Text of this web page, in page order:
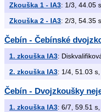
Zkouška 1 - IA3: 1/3, 44.05
Zkouška 2 - IA3: 2/3, 54.35
Čebín - Čebínské
1. zkouška IA3:
2. zkouška IA3: 1/4, 51.03
Čebín - Dvojzkoušky
1. zkouška IA3: 6/7, 59.51